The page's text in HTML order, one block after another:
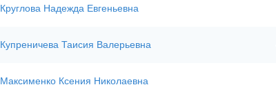
Круглова Надежда Евгеньевна
Купреничева Таисия Валерьевна
Максименко Ксения Николаевна